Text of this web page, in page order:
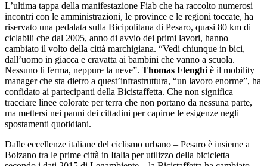
L’ultima tappa della manifestazione Fiab che ha raccolto numerosi
incontri con le amministrazioni, le province e le regioni toccate, ha
riservato una pedalata sulla Bicipolitana di Pesaro, quasi 80 km di
ciclabili che dal 2005, anno di avvio dei primi lavori, hanno
cambiato il volto della città marchigiana. “Vedi chiunque in bici,
dall’uomo in giacca e cravatta ai bambini che vanno a scuola.
Nessuno li ferma, neppure la neve”. Thomas Flenghiè il mobility
manager che sta dietro a quest’infrastruttura, “un lavoro enorme”, ha
confidato ai partecipanti della Bicistaffetta. Che non significa
tracciare linee colorate per terra che non portano da nessuna parte,
ma mettersi nei panni dei cittadini per capirne le esigenze negli
spostamenti quotidiani.
Dalle eccellenze italiane del ciclismo urbano – Pesaro è insieme a
Bolzano tra le prime città in Italia per utilizzo della bicicletta